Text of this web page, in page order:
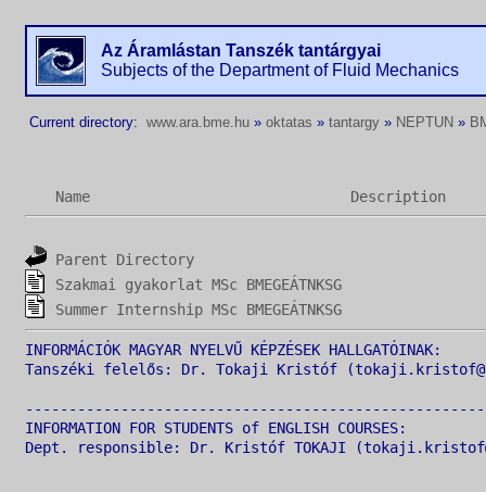
Az Áramlástan Tanszék tantárgyai
Subjects of the Department of Fluid Mechanics
Current directory: www.ara.bme.hu » oktatas » tantargy » NEPTUN »
Name Description
Parent Directory
Szakmai gyakorlat MSc BMEGEÁTNKSG
Summer Internship MSc BMEGEÁTNKSG
INFORMÁCIÓK MAGYAR NYELVŰ KÉPZÉSEK HALLGATÓINAK:
Tanszéki felelős: Dr. Tokaji Kristóf
INFORMATION FOR STUDENTS of ENGLISH COURSES: